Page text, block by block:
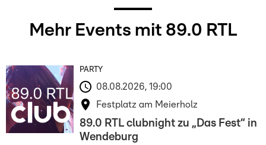
Mehr Events mit 89.0 RTL
PARTY
08.08.2026, 19:00
Festplatz am Meierholz
89.0 RTL clubnight zu „Das Fest“ in
Wendeburg